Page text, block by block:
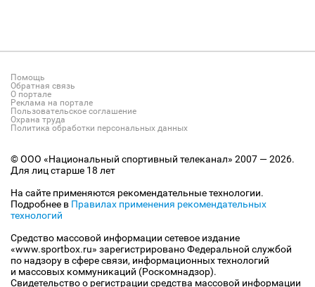
Помощь
Обратная связь
О портале
Реклама на портале
Пользовательское соглашение
Охрана труда
Политика обработки персональных данных
© ООО «Национальный спортивный телеканал» 2007 — 2026.
Для лиц старше 18 лет
На сайте применяются рекомендательные технологии.
Подробнее в Правилах применения рекомендательных
технологий
Средство массовой информации сетевое издание
«www.sportbox.ru» зарегистрировано Федеральной службой
по надзору в сфере связи, информационных технологий
и массовых коммуникаций (Роскомнадзор).
Свидетельство о регистрации средства массовой информации